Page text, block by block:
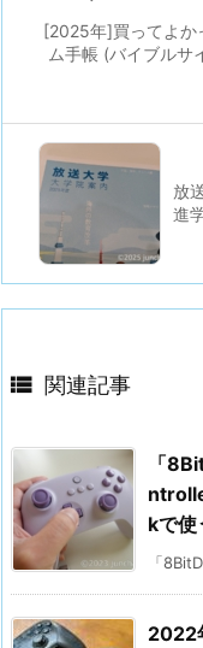
[2025年]買ってよか
ム手帳 (バイブルサ
放
進
 関連記事
「
kで使
「
2022